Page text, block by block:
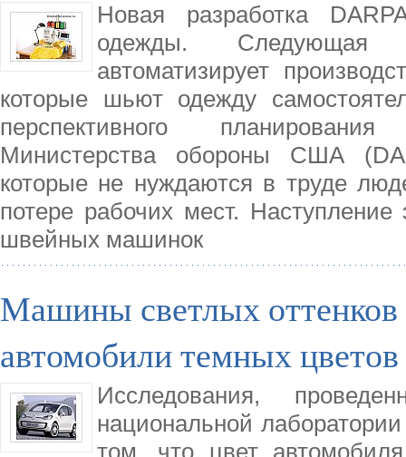
Новая разработка
одежды. Следующая
автоматизирует
которые шьют одежду
перспективного
Министерства обороны США
которые не нуждаются в труде
потере рабочих мест.
швейных машинок
Машины светлых
автомобили темных цветов
Исследования,
национальной